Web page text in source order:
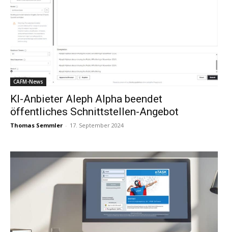
CAFM-News
KI-Anbieter Aleph Alpha beendet
öffentliches Schnittstellen-Angebot
Thomas Semmler - 17. September 2024